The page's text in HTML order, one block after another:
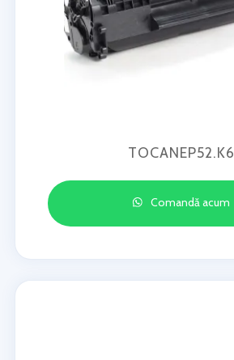
TOCANEP52.K6
Comandă acum